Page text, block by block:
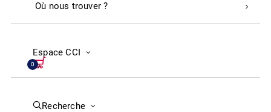
Où nous trouver ?
Espace CCI
0
Recherche
40000 Mont de Marsan